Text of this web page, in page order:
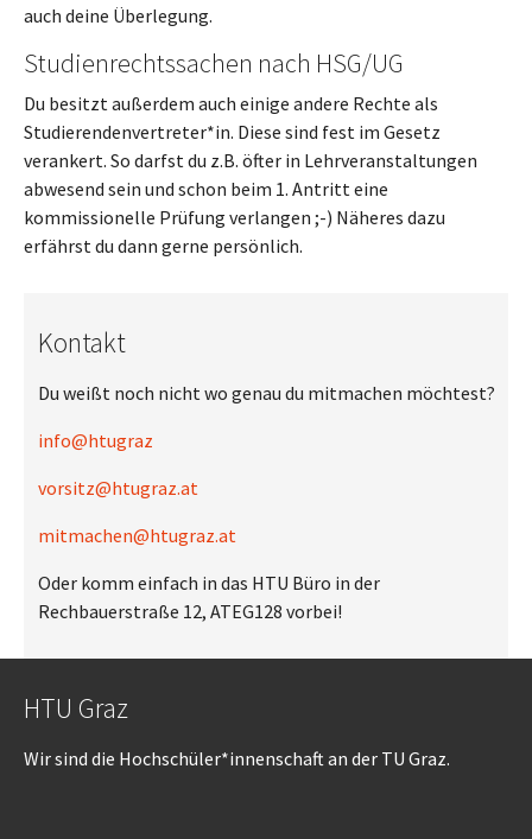
auch deine Überlegung.
Studienrechtssachen nach HSG/UG
Du besitzt außerdem auch einige andere Rechte als
Studierendenvertreter*in. Diese sind fest im Gesetz
verankert. So darfst du z.B. öfter in Lehrveranstaltungen
abwesend sein und schon beim 1. Antritt eine
kommissionelle Prüfung verlangen ;-) Näheres dazu
erfährst du dann gerne persönlich.
Kontakt
Du weißt noch nicht wo genau du mitmachen möchtest?
info@htugraz
vorsitz@htugraz.at
mitmachen@htugraz.at
Oder komm einfach in das HTU Büro in der
Rechbauerstraße 12, ATEG128 vorbei!
HTU Graz
Wir sind die Hochschüler*innenschaft an der TU Graz.